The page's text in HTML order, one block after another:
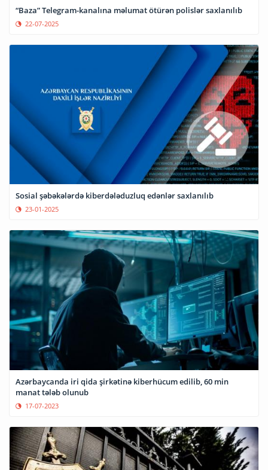
“Baza” Telegram-kanalına məlumat ötürən polislər saxlanılıb
22-07-2025
Sosial şəbəkələrdə kiberdələduzluq edənlər saxlanılıb
23-01-2025
Azərbaycanda iri qida şirkətinə kiberhücum edilib, 60 min
manat tələb olunub
17-07-2023